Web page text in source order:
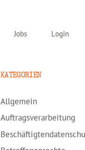
Jobs Login
KATEGORIEN
Allgemein
Auftragsverarbeitung